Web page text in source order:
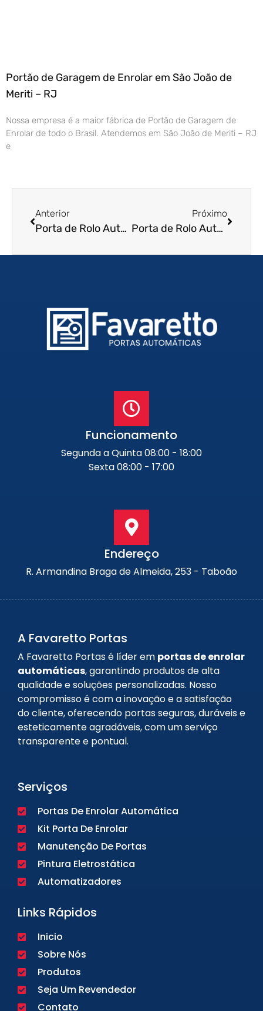
Portão de Garagem de Enrolar em São João de
Meriti – RJ
Nossa empresa é a maior fábrica de Portão de Garagem de
Enrolar de todo o Brasil. Atendemos em São João de Meriti – RJ
e
Anterior
Porta de Rolo Automática em Palmas – TO
Próximo
Porta de Rolo Automática em Itapetininga – SP
Funcionamento
Segunda a Quinta 08:00 - 18:00
Sexta 08:00 - 17:00
Endereço
R. Armandina Braga de Almeida, 253 - Taboão
A Favaretto Portas
A Favaretto Portas é líder em portas de enrolar
automáticas, garantindo produtos de alta
qualidade e soluções personalizadas. Nosso
compromisso é com a inovação e a satisfação
do cliente, oferecendo portas seguras, duráveis e
esteticamente agradáveis, com um serviço
transparente e pontual.
Serviços
Portas De Enrolar Automática
Kit Porta De Enrolar
Manutenção De Portas
Pintura Eletrostática
Automatizadores
Links Rápidos
Inicio
Sobre Nós
Produtos
Seja Um Revendedor
Contato